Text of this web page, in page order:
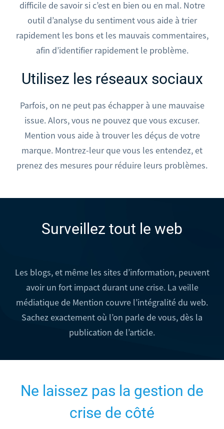
difficile de savoir si c’est en bien ou en mal. Notre
outil d’analyse du sentiment vous aide à trier
rapidement les bons et les mauvais commentaires,
afin d’identifier rapidement le problème.
Utilisez les réseaux sociaux
Parfois, on ne peut pas échapper à une mauvaise
issue. Alors, vous ne pouvez que vous excuser.
Mention vous aide à trouver les déçus de votre
marque. Montrez-leur que vous les entendez, et
prenez des mesures pour réduire leurs problèmes.
Surveillez tout le web
Les blogs, et même les sites d’information, peuvent
avoir un fort impact durant une crise. La veille
médiatique de Mention couvre l’intégralité du web.
Sachez exactement où l’on parle de vous, dès la
publication de l’article.
Ne laissez pas la gestion de
crise de côté